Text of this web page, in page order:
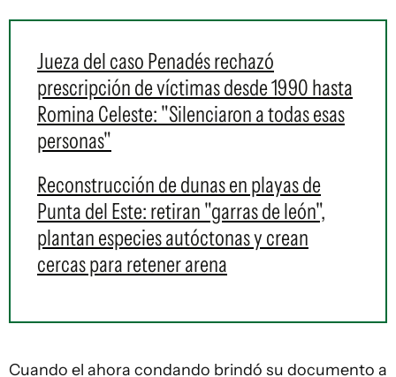
Jueza del caso Penadés rechazó
prescripción de víctimas desde 1990 hasta
Romina Celeste: "Silenciaron a todas esas
personas"
Reconstrucción de dunas en playas de
Punta del Este: retiran "garras de león",
plantan especies autóctonas y crean
cercas para retener arena
Cuando el ahora condando brindó su documento a